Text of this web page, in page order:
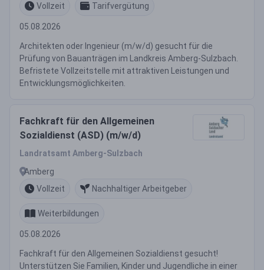
Vollzeit
Tarifvergütung
05.08.2026
Architekten oder Ingenieur (m/w/d) gesucht für die
Prüfung von Bauanträgen im Landkreis Amberg-Sulzbach.
Befristete Vollzeitstelle mit attraktiven Leistungen und
Entwicklungsmöglichkeiten.
Fachkraft für den Allgemeinen
Sozialdienst (ASD) (m/w/d)
Landratsamt Amberg-Sulzbach
Amberg
Vollzeit
Nachhaltiger Arbeitgeber
Weiterbildungen
05.08.2026
Fachkraft für den Allgemeinen Sozialdienst gesucht!
Unterstützen Sie Familien, Kinder und Jugendliche in einer